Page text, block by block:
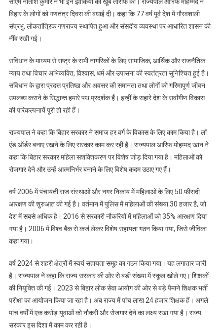
राज्यपाल
ने
क्या
बिहार के लोगों को गणतंत्र दिवस की बधाई दी। कहा कि 77 वर्ष पूर्व देश में गौरवशाली
संप्रभु, लोकतांत्रिक गणराज्य स्थापित हुआ और संसदीय व्यवस्था पर आधारित शासन की
नींव रखी गई।
संविधान के माध्यम से राष्ट्र के सभी नागरिकों के लिए सामाजिक, आर्थिक और राजनैतिक
न्याय तथा विचार अभिव्यक्ति, विश्वास, धर्म और उपासना की स्वतंत्रता सुनिश्चित हुई है।
संविधान के द्वारा प्रदत्त प्रतिष्ठा और अवसर की समानता तथा लोगों को गरिमापूर्ण जीवन
उपलब्ध कराने के सिद्धान्त हमारे पथ प्रदर्शक हैं। इन्हीं के सहारे देश के सर्वांगीण विकास
की परिकल्पनायें पूरी हो रही हैं।
राज्यपाल ने कहा कि बिहार सरकार ने समाज हर वर्ग के विकास के लिए काम किया है। लॉ
एंड ऑर्डर बनाए रखने के लिए सरकार काम कर रही है। राज्यपाल आरिफ मोहम्मद खान ने
कहा कि बिहार सरकार महिला सशक्तिकरण पर विशेष जोड़ दिया गया है। महिलाओं को
रोजगार देने और उन्हें आत्मनिर्भर बनाने के लिए विशेष कदम उठाए गए हैं।
वर्ष 2006 में पंचायती राज संस्थाओं और नगर निकाय में महिलाओं के लिए 50 फीसदी
आरक्षण की शुरुआत की गई है। वर्तमान में पुलिस में महिलाओं की संख्या 30 हजार है, जो
देश में सबसे अधिक है। 2016 से सरकारी नौकरियों में महिलाओं को 35% आरक्षण दिया
गया है। 2006 में विश्व बैंक से कर्ज लेकर विशेष सहायता गठन किया गया, जिसे जीविका
कहा गया।
वर्ष 2024 से शहरी क्षेत्रों में स्वयं सहायता समूह का गठन किया गया। यह लगातार जारी
है। राज्यपाल ने कहा कि राज्य सरकार की ओर से बड़ी संख्या में स्कूल खोले गए। शिक्षकों
की नियुक्ति की गई। 2023 से बिहार लोक सेवा आयोग की ओर से बड़े पैमाने शिक्षक भर्ती
परीक्षा का आयोजन किया जा रहा है। अब राज्य में पांच लाख 24 हजार शिक्षक हैं। अगले
पांच वर्षों में एक करोड़ युवाओं को नौकरी और रोजगार देने का लक्ष्य रखा गया है। राज्य
सरकार इस दिशा में काम कर रही है।